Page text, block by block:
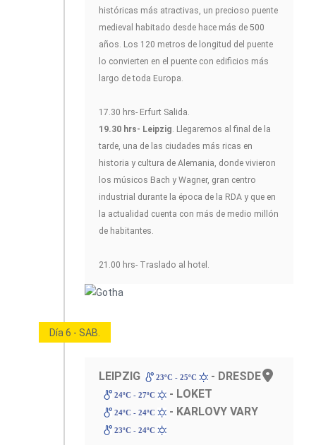
históricas más atractivas, un precioso puente
medieval habitado desde hace más de 500
años. Los 120 metros de longitud del puente
lo convierten en el puente con edificios más
largo de toda Europa.
17.30 hrs- Erfurt Salida.
19.30 hrs- Leipzig. Llegaremos al final de la
tarde, una de las ciudades más ricas en
historia y cultura de Alemania, donde vivieron
los músicos Bach y Wagner, gran centro
industrial durante la época de la RDA y que en
la actualidad cuenta con más de medio millón
de habitantes.
21.00 hrs- Traslado al hotel.
Día 6 - SAB.
LEIPZIG 23ºC - 25ºC - DRESDE
24ºC - 27ºC - LOKET
24ºC - 24ºC - KARLOVY VARY
23ºC - 24ºC